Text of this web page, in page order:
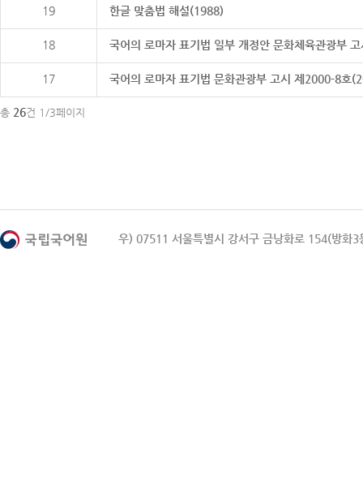
19 한글 맞춤법 해설(1988)
18 국어의 로마자 표기법 일부 개정안 문화체육관광부
17 국어의 로마자 표기법 문화관광부 고시 제2000-8호
총 26건 1/3페이지
우) 07511 서울특별시 강서구 금낭화로 154(방화3